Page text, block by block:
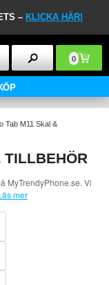
– KLICKA HÄR!
0
Tab M11 Skal &
TILLBEHÖR
MyTrendyPhone.se. Vi
mer